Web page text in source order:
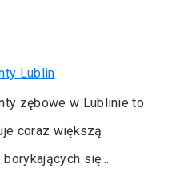
Lublin
zębowe w Lublinie to
coraz większą
się…